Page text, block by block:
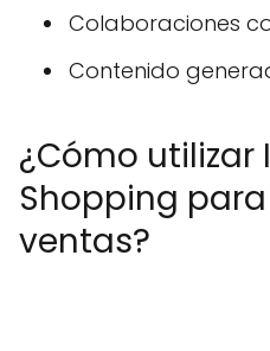
Colaboraciones
Contenido
¿Cómo
Shopping
ventas?